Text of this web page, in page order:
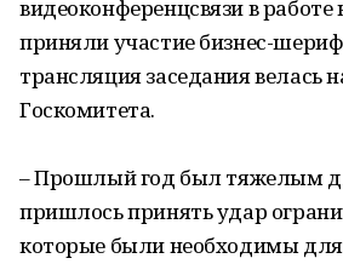
видеоконференцсвязи в работе
приняли участие бизнес-
трансляция заседания велась
Госкомитета.
– Прошлый год был тяжелым
пришлось принять удар
которые были необходимы